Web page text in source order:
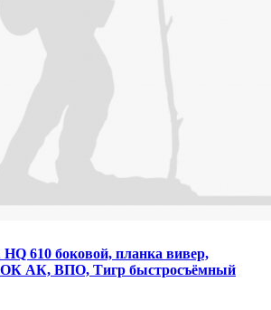
610 боковой, планка вивер,
АК, ВПО, Тигр быстросъёмный